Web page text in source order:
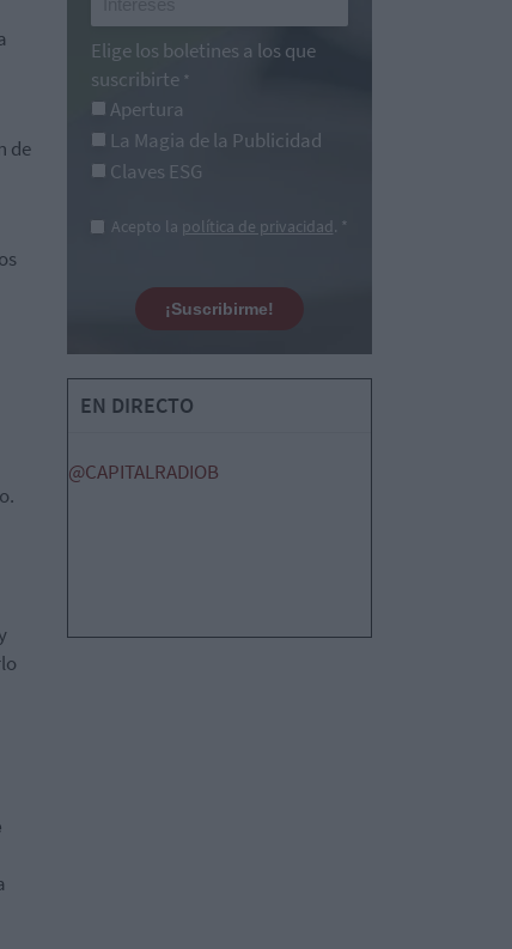
de
Elige los boletines a los que
suscribirte *
Apertura
La Magia de la Publicidad
Claves ESG
Acepto la política de privacidad. *
¡Suscribirme!
EN DIRECTO
@CAPITALRADIOB